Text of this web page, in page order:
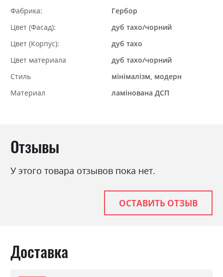
Фабрика:
Гербор
Цвет (Фасад):
дуб тахо/чорний
Цвет (Корпус):
дуб тахо
Цвет материала
дуб тахо/чорний
Стиль
мінімалізм, модерн
Материал
ламінована ДСП
Отзывы
У этого товара отзывов пока нет.
ОСТАВИТЬ ОТЗЫВ
Доставка